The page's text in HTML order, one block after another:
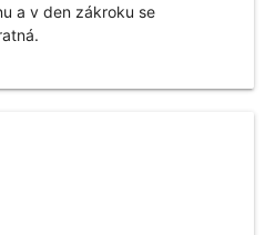
a v den zákroku se